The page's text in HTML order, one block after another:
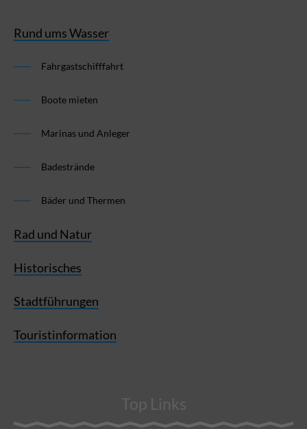
Rund ums Wasser
Fahrgastschifffahrt
Boote mieten
Marinas und Anleger
Badestrände
Bäder und Thermen
Rad und Natur
Historisches
Stadtführungen
Touristinformation
Top Links